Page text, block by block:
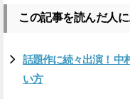
この記事を読んだ人
話題作に続々出演！ 中
い方